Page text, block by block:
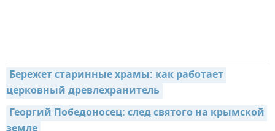
Бережет старинные храмы: как работает
церковный древлехранитель
Георгий Победоносец: след святого на крымской